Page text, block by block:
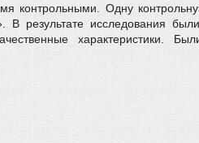
контрольными. Одну
результате исследования
характеристики.